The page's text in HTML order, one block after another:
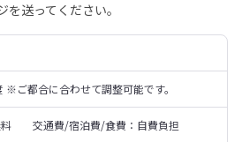
送ってください。
※ご都合に合わせて調整可能です。
　　交通費/宿泊費/食費：自費負担